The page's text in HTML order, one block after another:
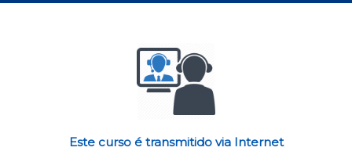
Este curso é transmitido via Internet